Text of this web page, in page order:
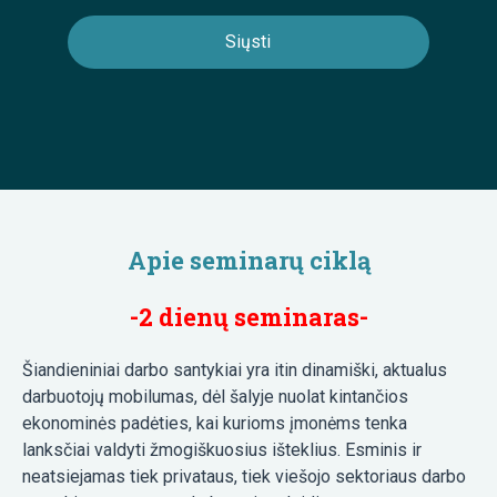
Apie seminarų ciklą
-2 dienų seminaras-
Šiandieniniai darbo santykiai yra itin dinamiški, aktualus
darbuotojų mobilumas, dėl šalyje nuolat kintančios
ekonominės padėties, kai kurioms įmonėms tenka
lanksčiai valdyti žmogiškuosius išteklius. Esminis ir
neatsiejamas tiek privataus, tiek viešojo sektoriaus darbo